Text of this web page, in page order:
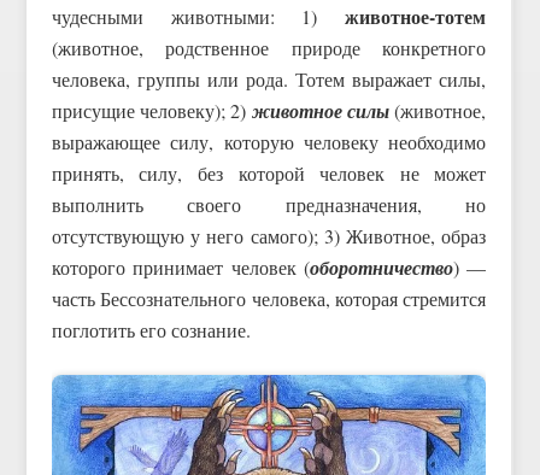
чудесными животными: 1)животное-тотем
(животное, родственное природе конкретного
человека, группы или рода. Тотем выражает силы,
присущие человеку); 2) животное силы(животное,
выражающее силу, которую человеку необходимо
принять, силу, без которой человек не может
выполнить своего предназначения, но
отсутствующую у него самого); 3) Животное, образ
которого принимает человек (оборотничество) —
часть Бессознательного человека, которая стремится
поглотить его сознание.